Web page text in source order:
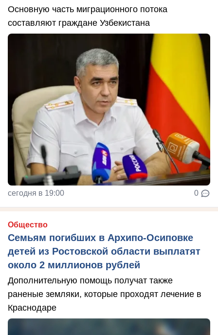
Основную часть миграционного потока
составляют граждане Узбекистана
сегодня в 19:00 0
Общество
Семьям погибших в Архипо-Осиповке
детей из Ростовской области выплатят
около 2 миллионов рублей
Дополнительную помощь получат также
раненые земляки, которые проходят лечение в
Краснодаре